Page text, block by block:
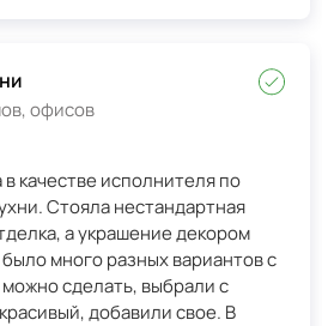
офисов
качестве исполнителя по
Стояла нестандартная
а украшение декором
сделать, выбрали с
добавили свое. В